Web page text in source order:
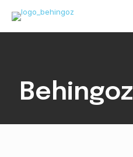
Behingoz